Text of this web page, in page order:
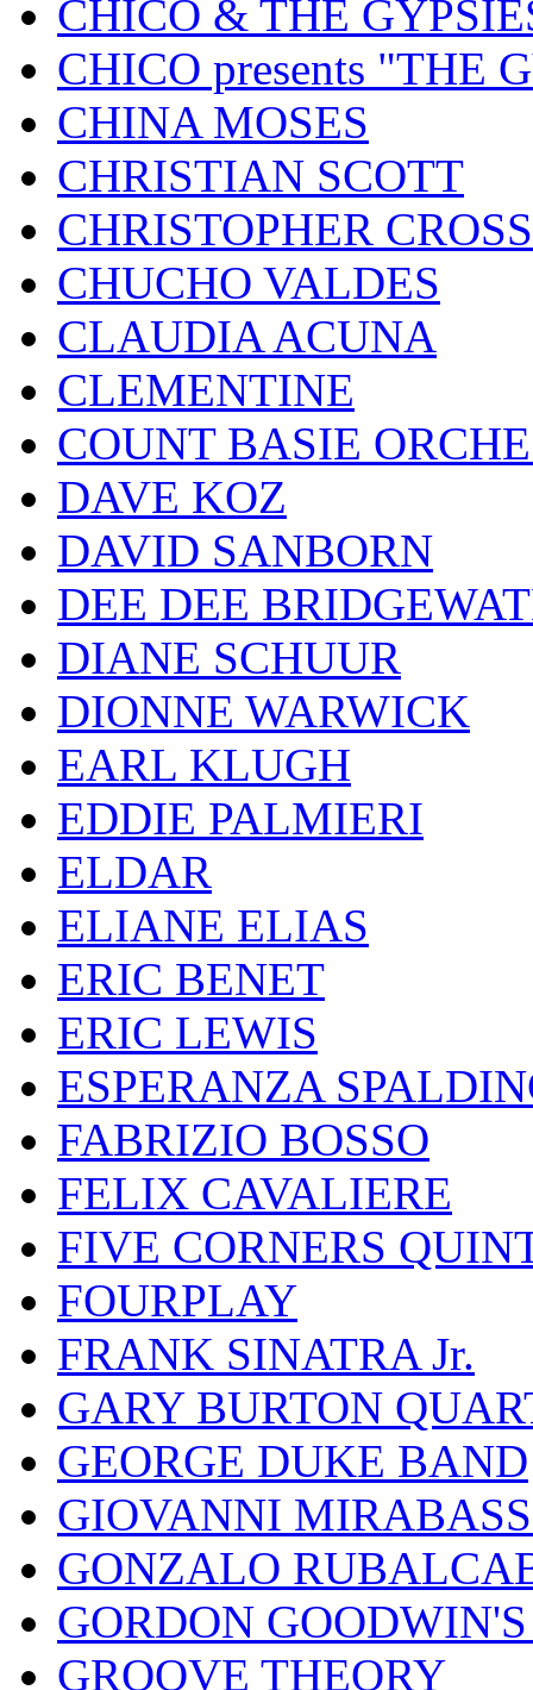
CHICO & THE
CHICO presents "THE
CHINA MOSES
CHRISTIAN SCOTT
CHRISTOPHER CROSS
CHUCHO VALDES
CLAUDIA ACUNA
CLEMENTINE
COUNT BASIE
DAVE KOZ
DAVID SANBORN
DEE DEE
DIANE SCHUUR
DIONNE WARWICK
EARL KLUGH
EDDIE PALMIERI
ELDAR
ELIANE ELIAS
ERIC BENET
ERIC LEWIS
ESPERANZA
FABRIZIO BOSSO
FELIX CAVALIERE
FIVE CORNERS
FOURPLAY
FRANK SINATRA Jr.
GARY BURTON
GEORGE DUKE BAND
GIOVANNI
GONZALO
GORDON
GROOVE THEORY